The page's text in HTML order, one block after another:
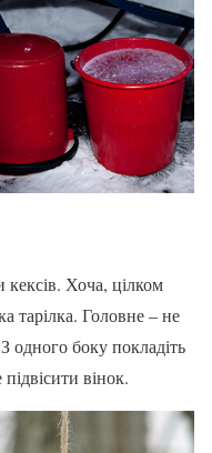
Хоча, цілком
тарілка. Головне – не
одного боку покладіть
вінок.